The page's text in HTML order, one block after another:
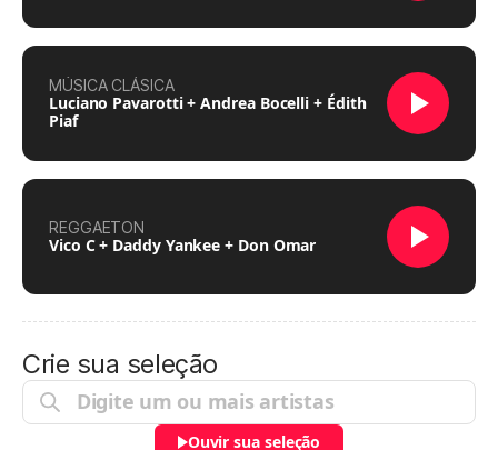
MÚSICA CLÁSICA
Luciano Pavarotti + Andrea Bocelli + Édith
Piaf
REGGAETON
Vico C + Daddy Yankee + Don Omar
Crie sua seleção
Ouvir sua seleção